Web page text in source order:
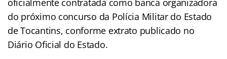
do próximo concurso da Polícia Militar do Estado
de Tocantins, conforme extrato publicado no
Diário Oficial do Estado.